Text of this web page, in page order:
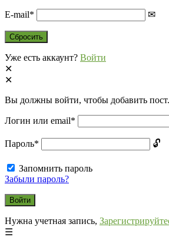
E-mail*
Уже есть аккаунт? Войти
Вы должны войти, чтобы добавить пост.
Логин или email*
Пароль*
Запомнить пароль
Забыли пароль?
Нужна учетная запись,